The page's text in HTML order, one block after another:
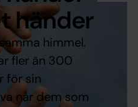
händer
himmel.
fler än 300
för sin
når dem som